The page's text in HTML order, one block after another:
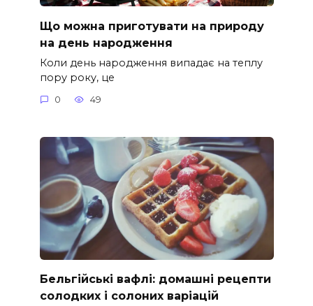
Що можна приготувати на природу
на день народження
Коли день народження випадає на теплу
пору року, це
0 49
Бельгійські вафлі: домашні рецепти
солодких і солоних варіацій